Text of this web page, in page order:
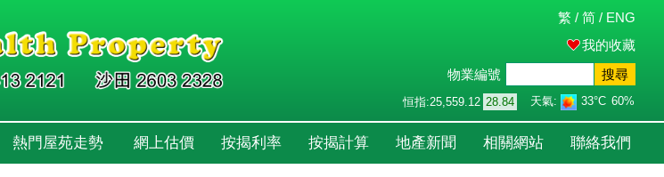
繁 / 简 / ENG
我的收藏
物業編號
搜尋
恒指:25,559.12 28.84 天氣: 33°C 60%
熱門屋苑走勢 網上估價 按揭利率 按揭計算 地產新聞 相關網站 聯絡我們